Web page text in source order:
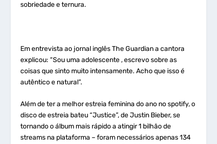
sobriedade e ternura.
Em entrevista ao jornal inglês The Guardian a cantora
explicou: “Sou uma adolescente , escrevo sobre as
coisas que sinto muito intensamente. Acho que isso é
autêntico e natural”.
Além de ter a melhor estreia feminina do ano no spotify, o
disco de estreia bateu “Justice”, de Justin Bieber, se
tornando o álbum mais rápido a atingir 1 bilhão de
streams na plataforma – foram necessários apenas 134